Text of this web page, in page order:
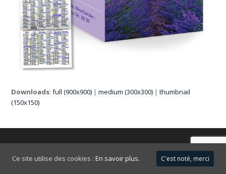
Downloads:full (900x900) |medium (300x300) |thumbnail
(150x150)
Ce site utilise des cookies : En savoir plus. C'est noté, merci